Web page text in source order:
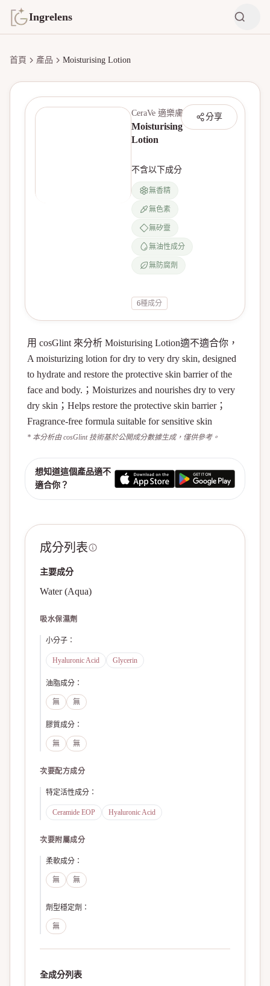
Ingrelens
首頁 產品 Moisturising Lotion
分享
CeraVe 適樂膚
Moisturising
Lotion
不含以下成分
無香精
無色素
無矽靈
無油性成分
無防腐劑
6種成分
用 cosGlint 來分析 Moisturising Lotion適不適合你，
A moisturizing lotion for dry to very dry skin, designed
to hydrate and restore the protective skin barrier of the
face and body.；Moisturizes and nourishes dry to very
dry skin；Helps restore the protective skin barrier；
Fragrance-free formula suitable for sensitive skin
* 本分析由 cosGlint 技術基於公開成分數據生成，僅供參考。
想知道這個產品適不
適合你？
成分列表
主要成分
Water (Aqua)
吸水保濕劑
小分子 ：
Hyaluronic Acid Glycerin
油脂成分 ：
無 無
膠質成分 ：
無 無
次要配方成分
特定活性成分 ：
Ceramide EOP Hyaluronic Acid
次要附屬成分
柔軟成分 ：
無 無
劑型穩定劑 ：
無
全成分列表